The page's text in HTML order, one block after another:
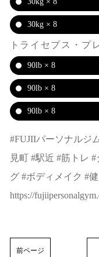
30kg × 8
トライセプス・プ
90lb × 8
90lb × 8
90lb × 8
#FUJIIパーソナルジ
見町 #駅近 #筋トレ
グ #ボディメイク #
https://
前ページ